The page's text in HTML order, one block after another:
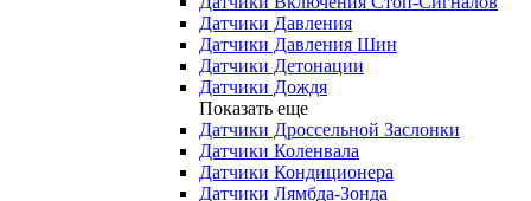
Датчики Давления
Датчики Давления Шин
Датчики Детонации
Датчики Дождя
Показать еще
Датчики Дроссельной Заслонки
Датчики Коленвала
Датчики Кондиционера
Датчики Лямбда-Зонда